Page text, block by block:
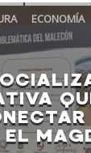
ECONOMÍA
EL